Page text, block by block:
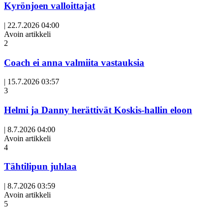
Kyrönjoen valloittajat
| 22.7.2026 04:00
Avoin artikkeli
2
Coach ei anna valmiita vastauksia
| 15.7.2026 03:57
3
Helmi ja Danny herättivät Koskis-hallin eloon
| 8.7.2026 04:00
Avoin artikkeli
4
Tähtilipun juhlaa
| 8.7.2026 03:59
Avoin artikkeli
5